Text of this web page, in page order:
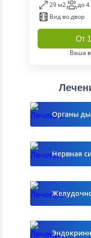
29 м2 до
Вид во двор
От
Ваша
Органы
Нервная